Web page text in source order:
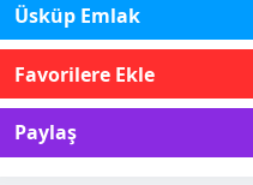
Üsküp Emlak
Favorilere Ekle
Paylaş